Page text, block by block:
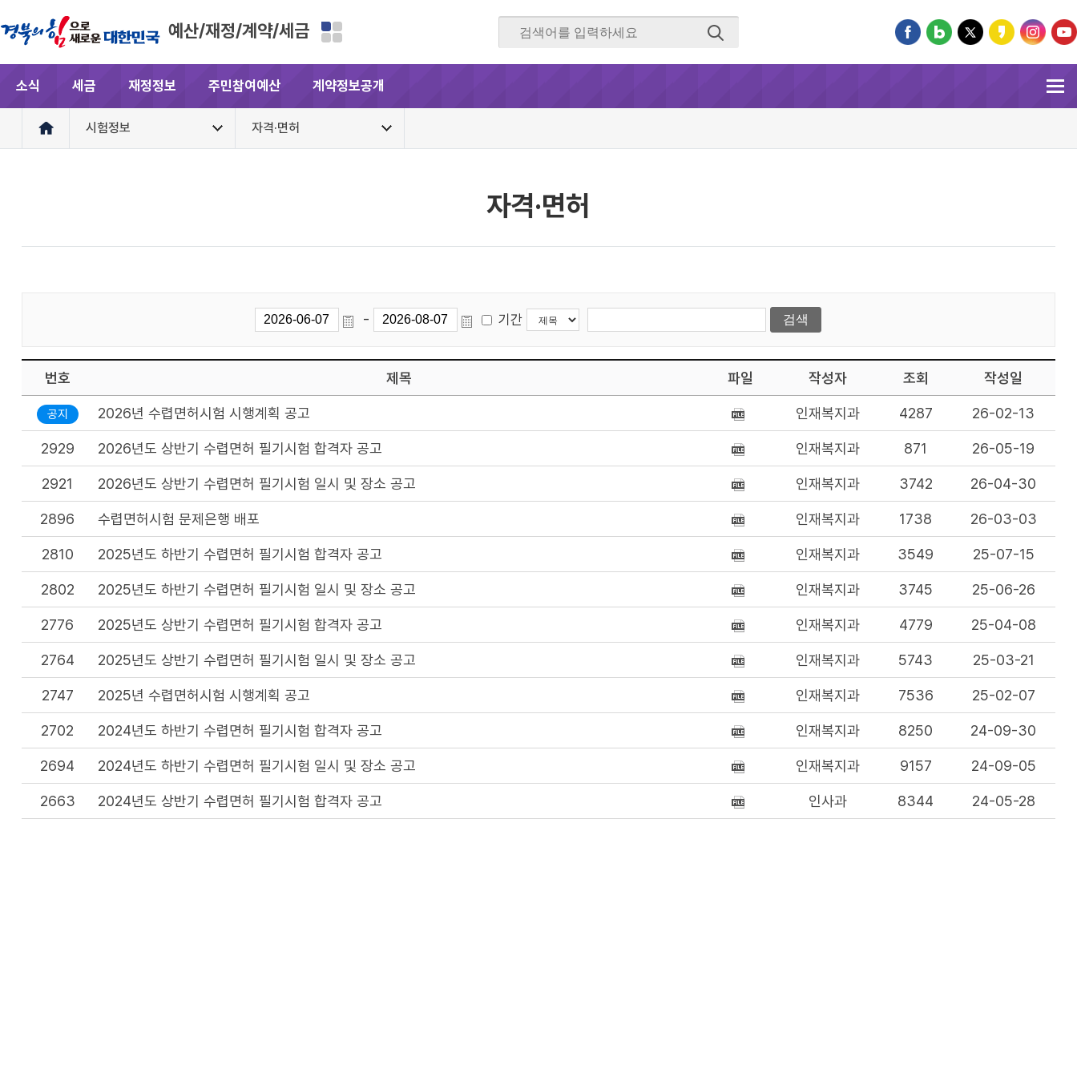
예산/재정/계약/세금
소식 세금 재정정보 주민참여예산 계약정보공개
시험정보 자격·면허
자격·면허
- 기간
번호 제목 파일 작성자 조회 작성일
공지 2026년 수렵면허시험 시행계획 공고 인재복지과 4287 26-02-13
2929 2026년도 상반기 수렵면허 필기시험 합격자 공고 인재복지과 871 26-05-19
2921 2026년도 상반기 수렵면허 필기시험 일시 및 장소 공고 인재복지과 3742 26-04-30
2896 수렵면허시험 문제은행 배포 인재복지과 1738 26-03-03
2810 2025년도 하반기 수렵면허 필기시험 합격자 공고 인재복지과 3549 25-07-15
2802 2025년도 하반기 수렵면허 필기시험 일시 및 장소 공고 인재복지과 3745 25-06-26
2776 2025년도 상반기 수렵면허 필기시험 합격자 공고 인재복지과 4779 25-04-08
2764 2025년도 상반기 수렵면허 필기시험 일시 및 장소 공고 인재복지과 5743 25-03-21
2747 2025년 수렵면허시험 시행계획 공고 인재복지과 7536 25-02-07
2702 2024년도 하반기 수렵면허 필기시험 합격자 공고 인재복지과 8250 24-09-30
2694 2024년도 하반기 수렵면허 필기시험 일시 및 장소 공고 인재복지과 9157 24-09-05
2663 2024년도 상반기 수렵면허 필기시험 합격자 공고 인사과 8344 24-05-28